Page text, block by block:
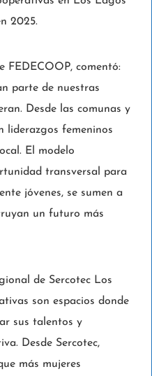
2025.
FEDECOOP, comentó:
parte de nuestras
Desde las comunas y
liderazgos femeninos
El modelo
transversal para
jóvenes, se sumen a
un futuro más
de Sercotec Los
son espacios donde
sus talentos y
Desde Sercotec,
más mujeres